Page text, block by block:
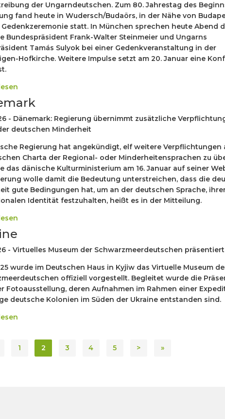
der Ungarndeutschen. Zum 80. Jahrestag des
fand heute in Wudersch/Budaörs, in der Nähe von
Gedenkzeremonie statt. In München sprechen heute Abend
Bundespräsident Frank-Walter Steinmeier und Ungarns
Tamás Sulyok bei einer Gedenkveranstaltung in der
Hofkirche. Weitere Impulse setzt am 20. Januar eine
- Dänemark: Regierung übernimmt zusätzliche
deutschen Minderheit
Regierung hat angekündigt, elf weitere Verpflichtungen
Charta der Regional- oder Minderheitensprachen zu
das dänische Kulturministerium am 16. Januar auf seiner
wolle damit die Bedeutung unterstreichen, dass die
gute Bedingungen hat, um an der deutschen Sprache,
Identität festzuhalten, heißt es in der Mitteilung.
- Virtuelles Museum der Schwarzmeerdeutschen präsentiert
wurde im Deutschen Haus in Kyjiw das Virtuelle Museum
offiziell vorgestellt. Begleitet wurde die
Fotoausstellung, deren Aufnahmen im Rahmen einer
deutsche Kolonien im Süden der Ukraine entstanden sind.
1 2 3 4 5 > »